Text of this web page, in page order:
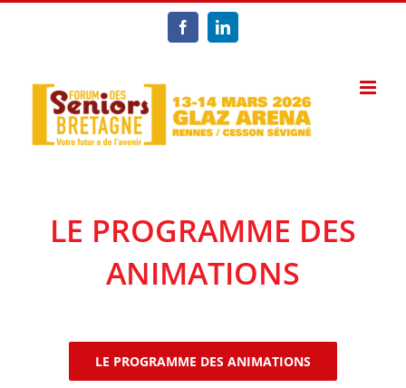
Passer
FacebookLinkedIn
LE PROGRAMME DES
ANIMATIONS
LE PROGRAMME DES ANIMATIONS